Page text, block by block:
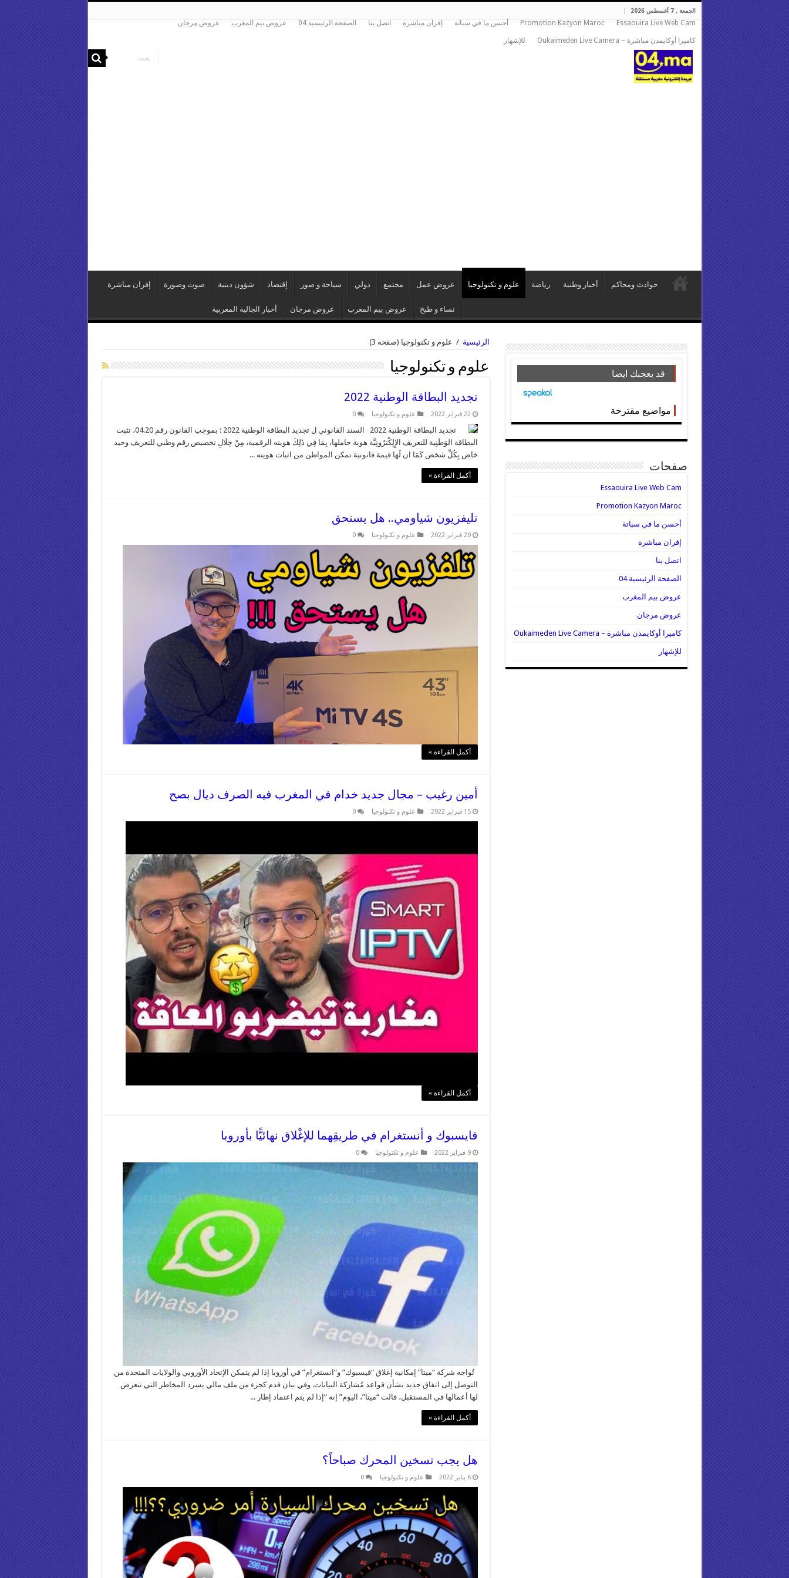
الجمعة , 7 أغسطس 2026
Essaouira Live Web Cam
Promotion Kazyon Maroc أحسن ما في سباتة إفران مباشرة اتصل بنا الصفحة الرئيسية 04 عروض بيم المغرب عروض مرجان
كاميرا أوكايمدن مباشرة – Oukaimeden Live Camera للإشهار
حوادث ومحاكم أخبار وطنية رياضة علوم و تكنولوجيا عروض عمل مجتمع دولي سياحة و صور إقتصاد شؤون دينية صوت وصورة إفران مباشرة
نساء و طبخ عروض بيم المغرب عروض مرجان أخبار الجالية المغربية
الرئيسية / علوم و تكنولوجيا (صفحه 3)
علوم و تكنولوجيا
تجديد البطاقة الوطنية 2022
22 فبراير 2022 علوم و تكنولوجيا 0
تجديد البطاقة الوطنية 2022 السند القانوني ل تجديد البطاقة الوطنية 2022 : بموجب القانون رقم 04.20، تثبت
البطاقة الوَطَنِية للتعريف الإِِلِكْترُونِيَّة هوية حاملها، بِمَا فِي ذَلِكَ هويته الرقمية، مِنْ خِلَالِ تخصيص رقم وطني للتعريف وحيد
خاص بِكُلِّ شخص كَمَا ان لَهَا قيمة قانونية تمكن المواطن من اثبات هويته ...
أكمل القراءة »
تليفزيون شياومي.. هل يستحق
20 فبراير 2022 علوم و تكنولوجيا 0
أكمل القراءة »
أمين رغيب – مجال جديد خدام في المغرب فيه الصرف ديال بصح
15 فبراير 2022 علوم و تكنولوجيا 0
أكمل القراءة »
فايسبوك و أنستغرام في طريقِهما للإغْلاق نهائيًّا بأوروبا
9 فبراير 2022 علوم و تكنولوجيا 0
تُواجه شركة “ميتا” إمكانية إغلاق “فيسبوك” و”انستغرام” في أوروبا إذا لم يتمكن الإتحاد الأوروبي والولايات المتحدة من
التوصل إلى اتفاق جديد بشأن قواعد مُشاركة البيانات. وفي بيان قدم كجزء من ملف مالي يسرد المخاطر التي تتعرض
لها أعمالها في المستقبل، قالت “ميتا”، اليوم” إنه “إذا لم يتم اعتماد إطار ...
أكمل القراءة »
هل يجب تسخين المحرك صباحاً؟
6 يناير 2022 علوم و تكنولوجيا 0
قد يعجبك ايضا
مواضيع مقترحة
صفحات
Essaouira Live Web Cam
Promotion Kazyon Maroc
أحسن ما في سباتة
إفران مباشرة
اتصل بنا
الصفحة الرئيسية 04
عروض بيم المغرب
عروض مرجان
كاميرا أوكايمدن مباشرة – Oukaimeden Live Camera
للإشهار